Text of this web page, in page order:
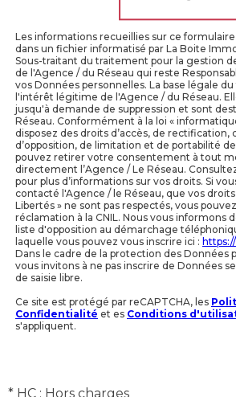
Les informations recueillies sur ce
dans un fichier informatisé par La Boite
Sous-traitant du traitement pour la gestion
de l'Agence / du Réseau qui reste
vos Données personnelles. La base légale
l'intérêt légitime de l'Agence / du Réseau.
jusqu'à demande de suppression et sont
Réseau. Conformément à la loi «
disposez des droits d’accès, de rectification,
d’opposition, de limitation et de portabilité
pouvez retirer votre consentement à tout
directement l’Agence / Le Réseau.
pour plus d’informations sur vos droits. Si
contacté l'Agence / le Réseau, que vos
Libertés » ne sont pas respectés, vous
réclamation à la CNIL. Nous vous informons
liste d'opposition au démarchage
laquelle vous pouvez vous inscrire ici :
Dans le cadre de la protection des Données
vous invitons à ne pas inscrire de Données
de saisie libre.
Ce site est protégé par reCAPTCHA, les
Confidentialité et es Conditions
s'appliquent.
* HC : Hors charges